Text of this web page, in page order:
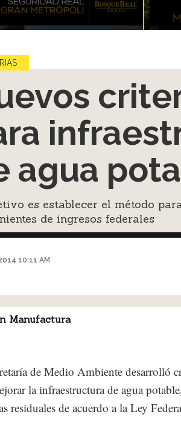
agua
es establecer el método
de ingresos federales
10:11 AM
Manufactura
de Medio Ambiente desarrolló
la infraestructura de agua
residuales de acuerdo a la Ley